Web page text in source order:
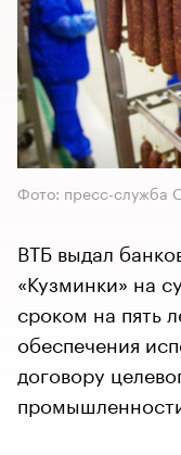
Фото: пресс-служба
ВТБ выдал
«Кузминки» на
сроком на пять
обеспечения
договору